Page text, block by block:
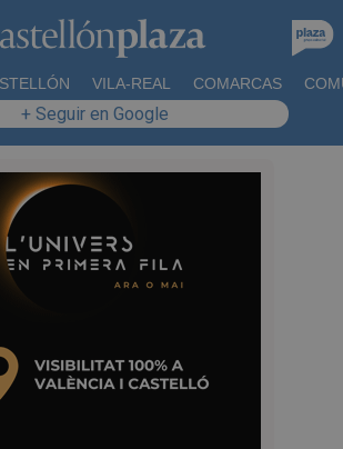
VILA-REAL COMARCAS
+ Seguir en Google